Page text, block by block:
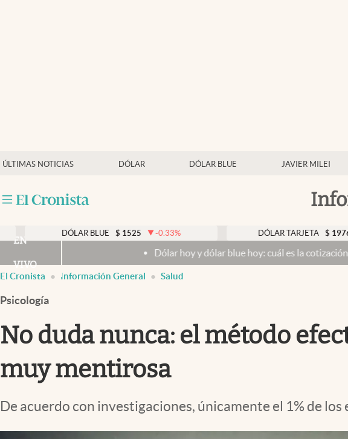
ÚLTIMAS NOTICIAS DÓLAR DÓLAR BLUE JAVIER MILEI
Mercados Online
Otras secciones
Infotechnology
Clase
Clima
Mundial 2026
Eventos Corporativos
DÓLAR BLUE $ 1525 -0.33% DÓLAR TARJETA $ 1976 0.00
EN
VIVO
Dólar hoy y dólar blue hoy: cuál es la cotización del sábado
El Cronista Información General Salud
Psicología
No duda nunca: el método
muy mentirosa
De acuerdo con investigaciones, únicamente el 1% de